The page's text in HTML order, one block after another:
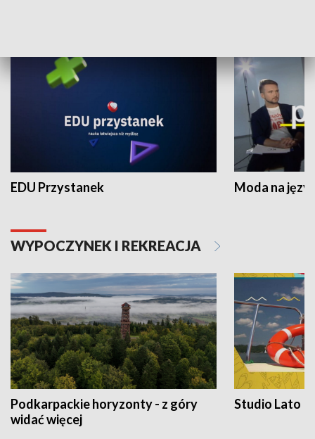
EDU Przystanek Moda na
WYPOCZYNEK I REKREACJA
Podkarpackie horyzonty - z góry
widać więcej
Studio Lato